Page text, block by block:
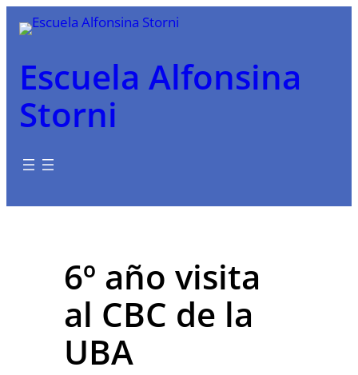
Saltar
Escuela Alfonsina
Storni
6º año visita
al CBC de la
UBA